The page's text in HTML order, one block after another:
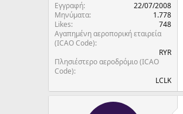
Εγγραφή
22/07/2008
Μηνύματα
1.778
Likes
748
Αγαπημένη αεροπορική εταιρεία
(ICAO Code)
RYR
Πλησιέστερο αεροδρόμιο (ICAO
Code)
LCLK